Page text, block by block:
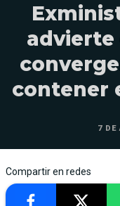
advierte
contener
7 DE
Compartir en redes